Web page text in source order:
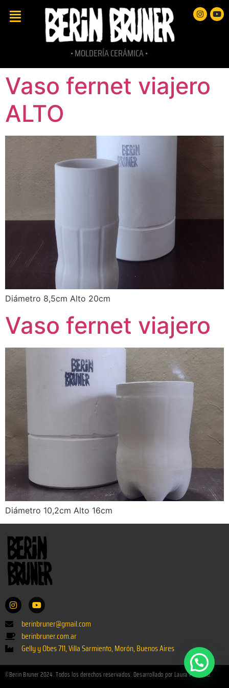
• MOLDERÍA CERÁMICA •
Vaso fernet viajero
ALTO
Diámetro 8,5cm Alto 20cm
Vaso fernet viajero
Diámetro 10,2cm Alto 16cm
berinbruner@gmail.com
berinbruner.com.ar
Gelly y Obes 711, Villa Sarmiento, Morón, Buenos Aires
©Berin Bruner 2024. Todos los derechos reservados. Desarrollado por Laura Paladino.